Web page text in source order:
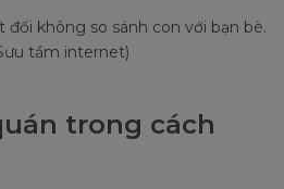
đối không so sánh con với bạn bè.
tầm internet)
trong cách